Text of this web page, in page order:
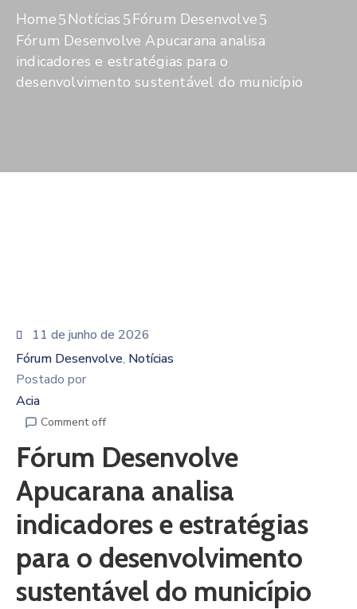
Home Notícias
Fórum Desenvolve
Fórum Desenvolve Apucarana analisa
indicadores e estratégias para o
desenvolvimento sustentável do município
11 de junho de 2026
Fórum Desenvolve‚ Notícias
Postado por
Acia
Comment off
Fórum Desenvolve
Apucarana analisa
indicadores e estratégias
para o desenvolvimento
sustentável do município